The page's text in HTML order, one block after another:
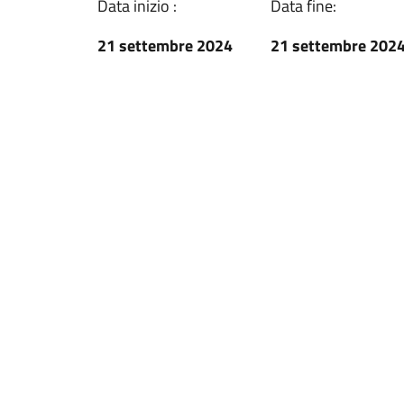
Data inizio :
21 settembre 2024
Data fine:
21 settembre